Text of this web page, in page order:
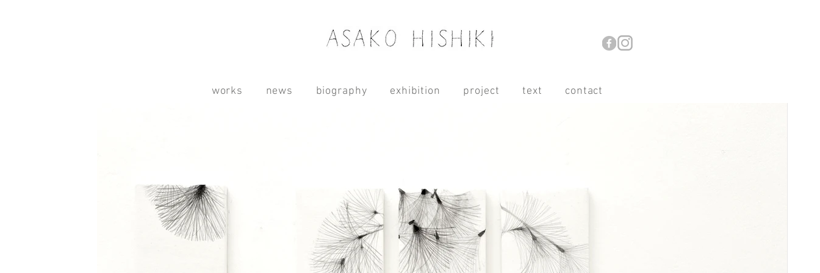
works news biography exhibition project text contact